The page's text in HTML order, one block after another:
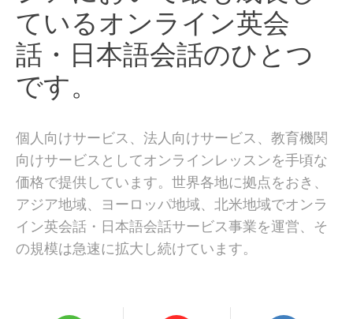
ているオンライン英会
話・日本語会話のひとつ
です。
個人向けサービス、法人向けサービス、教育機関
向けサービスとしてオンラインレッスンを手頃な
価格で提供しています。世界各地に拠点をおき、
アジア地域、ヨーロッパ地域、北米地域でオンラ
イン英会話・日本語会話サービス事業を運営、そ
の規模は急速に拡大し続けています。